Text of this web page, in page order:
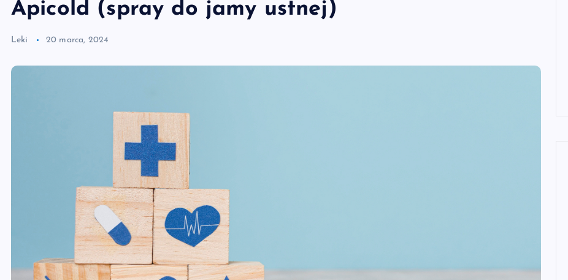
Apicold (spray do jamy ustnej)
Leki 20 marca, 2024